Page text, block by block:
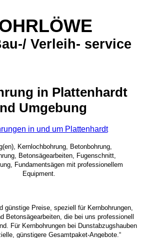
Verleih- service
in Plattenhardt
Umgebung
in und um Plattenhardt
Kernlochbohrung, Betonbohrung,
Betonsägearbeiten, Fugenschnitt,
Fundamentsägen mit professionellem
Equipment.
günstige Preise, speziell für Kernbohrungen,
Betonsägearbeiten, die bei uns professionell
Für Kernbohrungen bei Dunstabzugshauben
günstigere Gesamtpaket-Angebote.“